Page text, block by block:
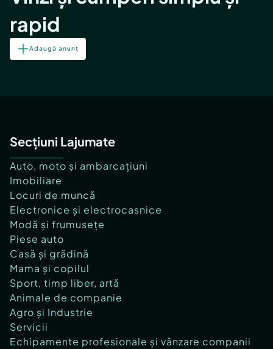
rapid
Adaugă anunț
Secțiuni Lajumate
Auto, moto și ambarcațiuni
Imobiliare
Locuri de muncă
Electronice și electrocasnice
Modă și frumusețe
Piese auto
Casă și grădină
Mama și copilul
Sport, timp liber, artă
Animale de companie
Agro și Industrie
Servicii
Echipamente profesionale și vânzare companii